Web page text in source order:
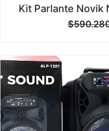
en
0
de
Kit Parlante Novik
$